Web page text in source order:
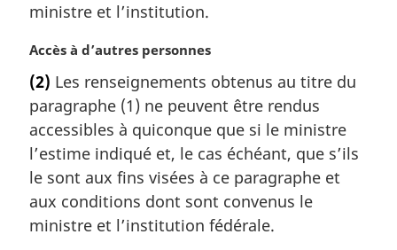
e
:
ministre et l’institution.
N
t
e
m
a
g
i
n
Accès à d’autres personnes
(2) Les renseignements obtenus au titre du
paragraphe (1) ne peuvent être rendus
accessibles à quiconque que si le ministre
l’estime indiqué et, le cas échéant, que s’ils
le sont aux fins visées à ce paragraphe et
aux conditions dont sont convenus le
ministre et l’institution fédérale.